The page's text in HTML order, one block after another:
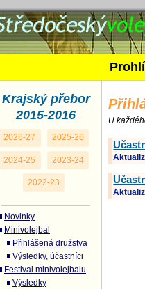
Přihlášená
U
Krajský přebor
2015-2016
2026-27 2025-26
2024-25 2023-24
2022-23
Novinky
Minivolejbal
Přihlášená družstva
Výsledky, účastníci
Festival minivolejbalu
Výsledky